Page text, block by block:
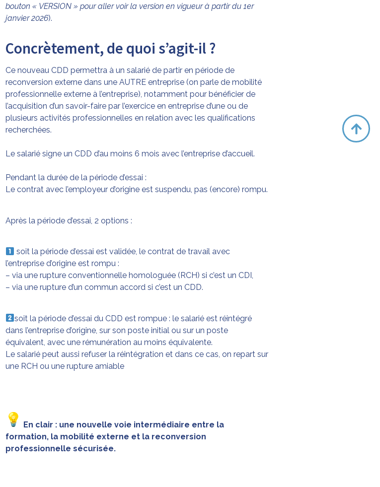
bouton « VERSION » pour aller voir la version en vigueur à partir du 1er
janvier 2026).
Concrètement, de quoi s’agit-il ?
Ce nouveau CDD permettra à un salarié de partir en période de
reconversion externe dans une AUTRE entreprise (on parle de mobilité
professionnelle externe à l’entreprise), notamment pour bénéficier de
l’acquisition d’un savoir-faire par l’exercice en entreprise d’une ou de
plusieurs activités professionnelles en relation avec les qualifications
recherchées.
Le salarié signe un CDD d’au moins 6 mois avec l’entreprise d’accueil.
Pendant la durée de la période d’essai :
Le contrat avec l’employeur d’origine est suspendu, pas (encore) rompu.
Après la période d’essai, 2 options :
soit la période d’essai est validée, le contrat de travail avec
l’entreprise d’origine est rompu :
– via une rupture conventionnelle homologuée (RCH) si c’est un CDI,
– via une rupture d’un commun accord si c’est un CDD.
soit la période d’essai du CDD est rompue : le salarié est réintégré
dans l’entreprise d’origine, sur son poste initial ou sur un poste
équivalent, avec une rémunération au moins équivalente.
Le salarié peut aussi refuser la réintégration et dans ce cas, on repart sur
une RCH ou une rupture amiable
En clair : une nouvelle voie intermédiaire entre la
formation, la mobilité externe et la reconversion
professionnelle sécurisée.